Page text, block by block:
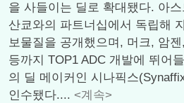
을 사들이는 딜로 확대됐다. 아
산쿄와의 파트너십에서 독립해
보물질을 공개했으며, 머크, 암
등까지 TOP1 ADC 개발에 뛰어
의 딜 메이커인 시나픽스
인수됐다.... <계속>